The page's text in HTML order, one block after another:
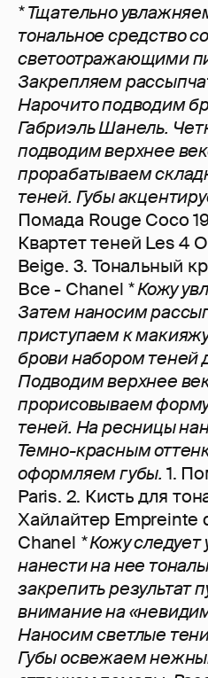
* Тщательно
тональное средство со
светоотражающими
Закрепляем
Нарочито подводим
Габриэль Шанель.
подводим верхнее
прорабатываем
теней. Губы
Помада Rouge Coco
Квартет теней Les 4
Beige. 3. Тональный
Все - Chanel * Кожу
Затем наносим
приступаем к
брови набором теней
Подводим верхнее
прорисовываем
теней. На ресницы
Темно-красным
оформляем губы. 1.
Paris. 2. Кисть для
Хайлайтер Empreinte
Chanel * Кожу
нанести на нее
закрепить результат
внимание на
Наносим светлые
Губы освежаем